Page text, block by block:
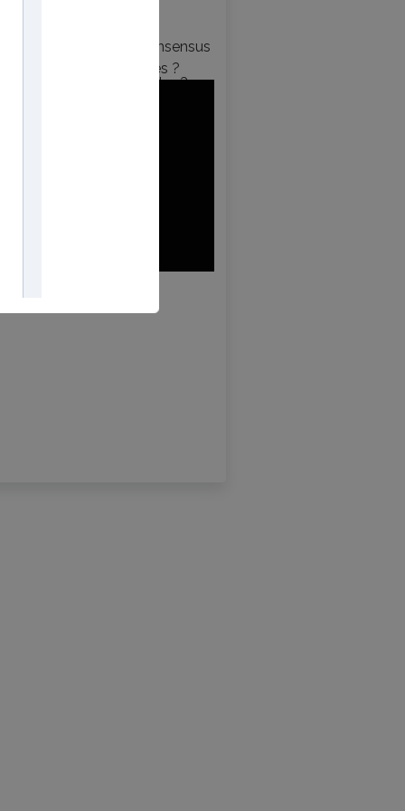
& Microsoft : consensus
, opportunités ?
en perte : faut-il s’inquiéter ?